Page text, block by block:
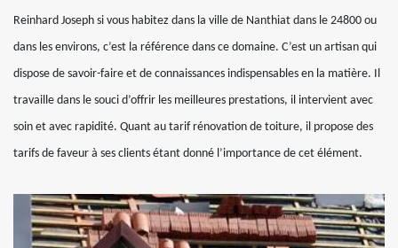
Reinhard Joseph si vous habitez dans la ville de Nanthiat dans le 24800 ou
dans les environs, c’est la référence dans ce domaine. C’est un artisan qui
dispose de savoir-faire et de connaissances indispensables en la matière. Il
travaille dans le souci d’offrir les meilleures prestations, il intervient avec
soin et avec rapidité. Quant au tarif rénovation de toiture, il propose des
tarifs de faveur à ses clients étant donné l’importance de cet élément.